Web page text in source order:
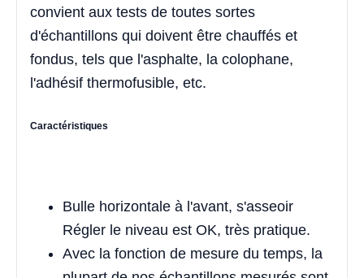
convient aux tests de toutes sortes
d'échantillons qui doivent être chauffés et
fondus, tels que l'asphalte, la colophane,
l'adhésif thermofusible, etc.
Caractéristiques
Bulle horizontale à l'avant, s'asseoir
Régler le niveau est OK, très pratique.
Avec la fonction de mesure du temps, la